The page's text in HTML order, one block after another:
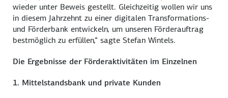
wieder unter Beweis gestellt. Gleichzeitig wollen wir uns
in diesem Jahrzehnt zu einer digitalen Transformations-
und Förderbank entwickeln, um unseren Förderauftrag
bestmöglich zu erfüllen,“ sagte Stefan Wintels.
Die Ergebnisse der Förderaktivitäten im Einzelnen
1. Mittelstandsbank und private Kunden